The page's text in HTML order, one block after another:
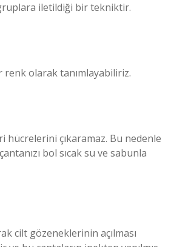
gruplara iletildiği bir tekniktir.
renk olarak tanımlayabiliriz.
hücrelerini çıkaramaz. Bu nedenle
bol sıcak su ve sabunla
cilt gözeneklerinin açılması